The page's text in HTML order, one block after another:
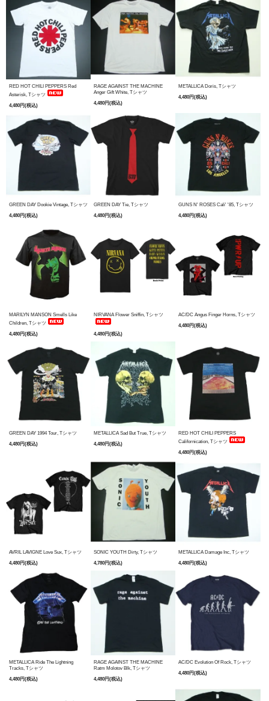
RED HOT CHILI PEPPERS Red
Asterisk, Tシャツ
4,480円(税込)
RAGE AGAINST THE MACHINE
Anger Gift White, Tシャツ
4,480円(税込)
METALLICA Doris, Tシャツ
4,480円(税込)
GREEN DAY Dookie Vintage, Tシャツ
4,480円(税込)
GREEN DAY Tie, Tシャツ
4,480円(税込)
GUNS N' ROSES Cali' '85, Tシャツ
4,480円(税込)
MARILYN MANSON Smells Like
Children, Tシャツ
4,480円(税込)
NIRVANA Flower Sniffin, Tシャツ
4,480円(税込)
AC/DC Angus Finger Horns, Tシャツ
4,480円(税込)
GREEN DAY 1994 Tour, Tシャツ
4,480円(税込)
METALLICA Sad But True, Tシャツ
4,480円(税込)
RED HOT CHILI PEPPERS
Californication, Tシャツ
4,480円(税込)
AVRIL LAVIGNE Love Sux, Tシャツ
4,480円(税込)
SONIC YOUTH Dirty, Tシャツ
4,780円(税込)
METALLICA Damage Inc, Tシャツ
4,480円(税込)
METALLICA Ride The Lightning
Tracks, Tシャツ
4,480円(税込)
RAGE AGAINST THE MACHINE
Ratm Molotov Blk, Tシャツ
4,480円(税込)
AC/DC Evolution Of Rock, Tシャツ
4,480円(税込)